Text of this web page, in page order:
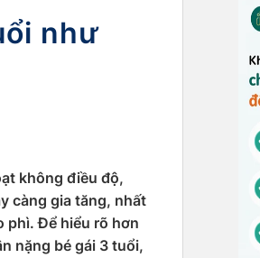
như
không điều độ,
càng gia tăng, nhất
phì. Để hiểu rõ hơn
nặng bé gái 3 tuổi,